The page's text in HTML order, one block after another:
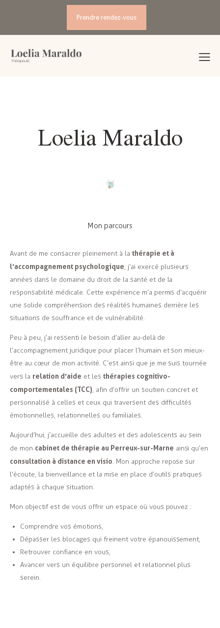
Prendre rendez-vous
Loelia Maraldo
Mon parcours
Avant de me consacrer pleinement à la thérapie et à
l’accompagnement psychologique, j’ai exercé plusieurs
années dans le domaine du droit de la santé et de la
responsabilité médicale. Cette expérience m’a permis d’acquérir
une solide compréhension des réalités humaines derrière les
situations de souffrance et de vulnérabilité.
Peu à peu, j’ai ressenti le besoin d’aller au-delà de
l’accompagnement juridique pour placer l’humain et son mieux-
être au cœur de mon activité. C’est ainsi que je me suis tournée
vers la relation d’aide et les thérapies cognitivo-
comportementales (TCC), afin d’offrir un soutien concret et
personnalisé à celles et ceux qui traversent des difficultés
émotionnelles, relationnelles ou familiales.
Aujourd’hui, j’accueille des adultes et des adolescents au sein
de mon cabinet de thérapie au Perreux-sur-Marne ainsi qu’en
consultation à distance en visio. Mon approche repose sur
l’écoute, la bienveillance et la mise en place d’outils pratiques
adaptés à chaque situation.
Mon objectif est de vous offrir un espace où vous pouvez :
Comprendre vos émotions,
Dépasser les blocages qui freinent votre épanouissement,
Retrouver confiance en vous,
Avancer vers un équilibre personnel et relationnel plus
serein.